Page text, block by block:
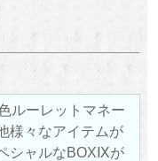
ルーレットマネー
様々なアイテムが
シャルなBOXⅨが